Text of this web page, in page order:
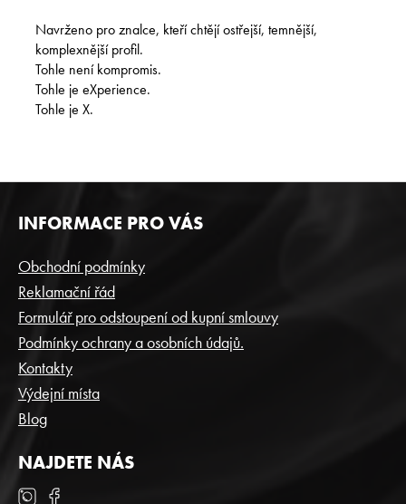
Navrženo pro znalce, kteří chtějí ostřejší, temnější,
komplexnější profil.
Tohle není kompromis.
Tohle je eXperience.
Tohle je X.
Z
Á
P
A
T
Í
INFORMACE PRO VÁS
Obchodní podmínky
Reklamační řád
Formulář pro odstoupení od kupní smlouvy
Podmínky ochrany a osobních údajů.
Kontakty
Výdejní místa
Blog
NAJDETE NÁS